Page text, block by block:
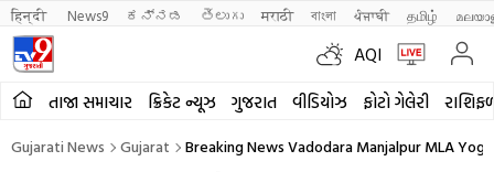
हिन्दी News9 ಕನ್ನಡ తెలుగు मराठी বাংলা ਪੰਜਾਬੀ தமிழ்
AQI
તાજા સમાચાર ક્રિકેટ ન્યૂઝ ગુજરાત વીડિયોઝ ફોટો ગેલેરી
Gujarati News Gujarat Breaking News Vadodara Manjalpur MLA